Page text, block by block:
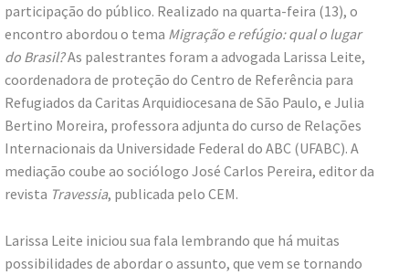
participação do público. Realizado na quarta-feira (13), o
encontro abordou o tema Migração e refúgio: qual o lugar
do Brasil?As palestrantes foram a advogada Larissa Leite,
coordenadora de proteção do Centro de Referência para
Refugiados da Caritas Arquidiocesana de São Paulo, e Julia
Bertino Moreira, professora adjunta do curso de Relações
Internacionais da Universidade Federal do ABC (UFABC). A
mediação coube ao sociólogo José Carlos Pereira, editor da
revista Travessia, publicada pelo CEM.
Larissa Leite iniciou sua fala lembrando que há muitas
possibilidades de abordar o assunto, que vem se tornando